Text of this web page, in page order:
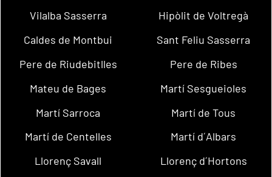
Vilalba Sasserra
Hipòlit de Voltregà
Caldes de Montbui
Sant Feliu Sasserra
Pere de Riudebitlles
Pere de Ribes
Mateu de Bages
Martí Sesgueioles
Martí Sarroca
Martí de Tous
Martí de Centelles
Martí d´Albars
Llorenç Savall
Llorenç d´Hortons